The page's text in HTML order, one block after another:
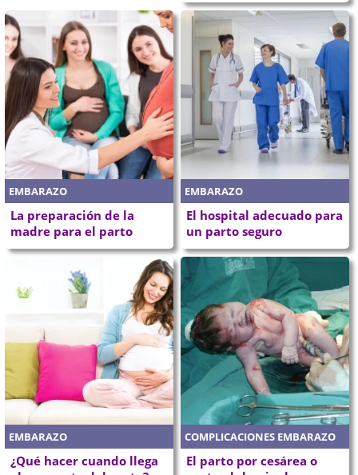
EMBARAZO
La preparación de la
madre para el parto
EMBARAZO
El hospital adecuado para
un parto seguro
EMBARAZO
¿Qué hacer cuando llega
COMPLICACIONES EMBARAZO
El parto por cesárea o